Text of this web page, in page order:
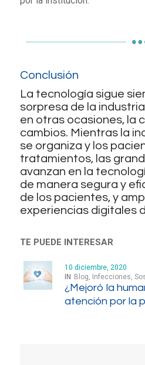
Conclusión
La tecnología sigue
sorpresa de la
en otras ocasiones, la
cambios. Mientras la
se organiza y los
tratamientos, las
avanzan en la
de manera segura y
de los pacientes, y
experiencias digitales
TE PUEDE INTERESAR
10 diciembre, 2020
IN
Blog, Infecciones,
¿Mejoró la
atención por la